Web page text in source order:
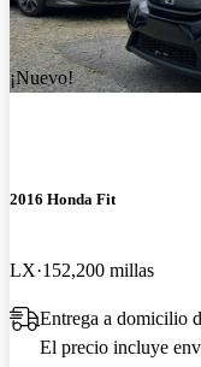
¡Nuevo!
2016 Honda Fit
LX 152,200 millas
Entrega a domicilio
El precio incluye